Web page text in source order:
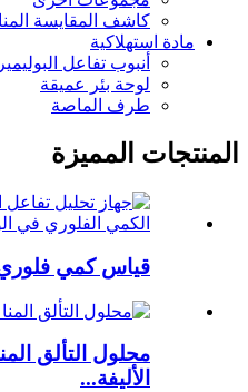
كاشف المقايسة
مادة استهلاكية
أنبوب تفاعل
لوحة بئر عميقة
طرف الماصة
المنتجات المميزة
قياس كمي
محلول التألق
الأليفة...